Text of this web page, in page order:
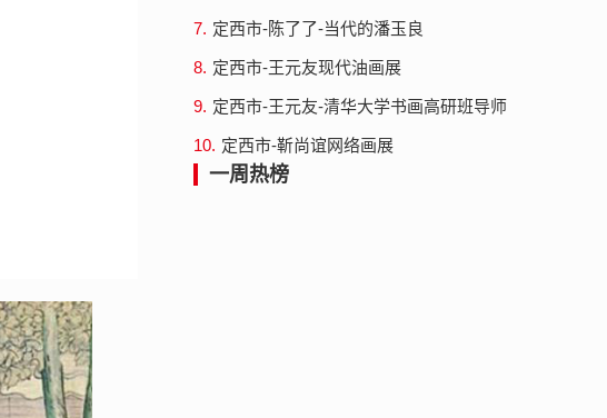
7. 定西市-陈了了-当代的潘玉良
8. 定西市-王元友现代油画展
9. 定西市-王元友-清华大学书画高研班导师
10. 定西市-靳尚谊网络画展
一周热榜